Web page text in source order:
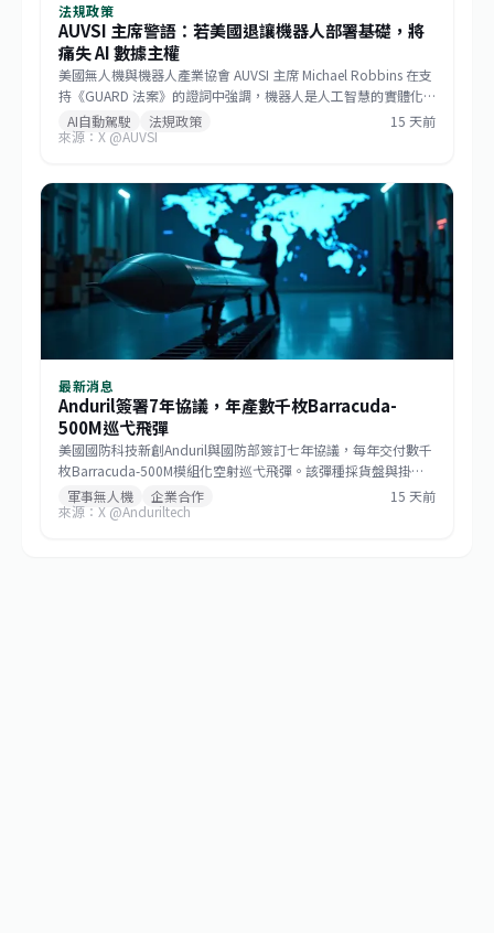
法規政策
AUVSI 主席警語：若美國退讓機器人部署基礎，將
痛失 AI 數據主權
美國無人機與機器人產業協會 AUVSI 主席 Michael Robbins 在支
持《GUARD 法案》的證詞中強調，機器人是人工智慧的實體化
身，若美國將機器人部署的基礎設施讓給中國，無異於直接交出
建構 AI 領導地位所仰賴的大數據。此聽證會旨在推動立法，確保
AI自動駕駛 法規政策
15 天前
來源：X @AUVSI
最新消息
Anduril簽署7年協議，年產數千枚Barracuda-
500M巡弋飛彈
美國國防科技新創Anduril與國防部簽訂七年協議，每年交付數千
枚Barracuda-500M模組化空射巡弋飛彈。該彈種採貨盤與掛架
雙模發射，符合低成本大量生產哲學，未來將成為美國與盟邦的
關鍵防區外打擊資產，也標誌非傳統國防供應商正式跨入大規模
軍事無人機 企業合作
15 天前
來源：X @Anduriltech